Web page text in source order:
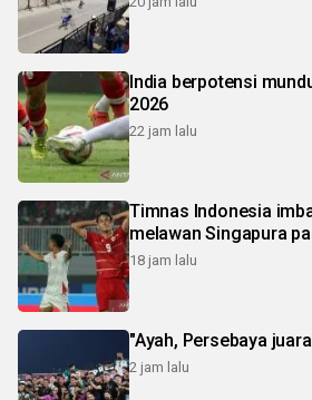
India berpotensi
2026
22 jam lalu
Timnas Indonesia
melawan Singapura
18 jam lalu
"Ayah, Persebaya
2 jam lalu